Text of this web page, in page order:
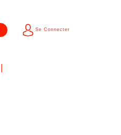
Se Connecter